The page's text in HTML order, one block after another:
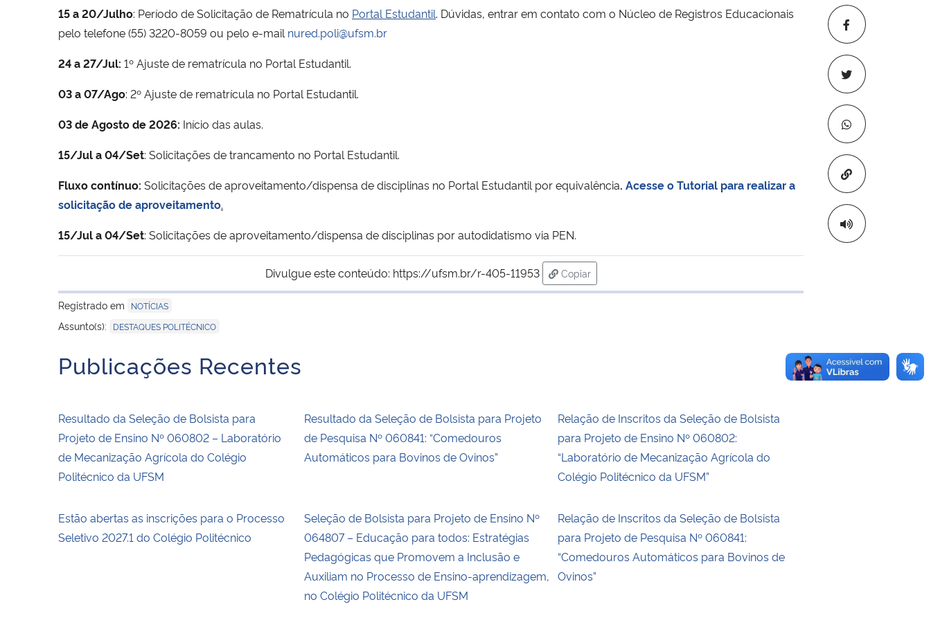
Copiar para
15 a 20/Julho: Período de Solicitação de Rematrícula no Portal Estudantil. Dúvidas, entrar em contato com o Núcleo de Registros Educacionais
pelo telefone (55) 3220-8059 ou pelo e-mail nured.poli@ufsm.br
24 a 27/Jul: 1º Ajuste de rematrícula no Portal Estudantil.
03 a 07/Ago: 2º Ajuste de rematrícula no Portal Estudantil.
03 de Agosto de 2026: Início das aulas.
15/Jul a 04/Set: Solicitações de trancamento no Portal Estudantil.
Fluxo contínuo: Solicitações de aproveitamento/dispensa de disciplinas no Portal Estudantil por equivalência. Acesse o Tutorial para realizar a
solicitação de aproveitamento.
15/Jul a 04/Set: Solicitações de aproveitamento/dispensa de disciplinas por autodidatismo via PEN.
Divulgue este conteúdo: https://ufsm.br/r-405-11953
Copiar
para área de transferência
Registrado em
NOTÍCIAS
Assunto(s): DESTAQUES POLITÉCNICO
Publicações Recentes
Resultado da Seleção de Bolsista para
Projeto de Ensino Nº 060802 – Laboratório
de Mecanização Agrícola do Colégio
Politécnico da UFSM
Resultado da Seleção de Bolsista para Projeto
de Pesquisa Nº 060841: “Comedouros
Automáticos para Bovinos de Ovinos”
Relação de Inscritos da Seleção de Bolsista
para Projeto de Ensino Nº 060802:
“Laboratório de Mecanização Agrícola do
Colégio Politécnico da UFSM”
Estão abertas as inscrições para o Processo
Seletivo 2027.1 do Colégio Politécnico
Seleção de Bolsista para Projeto de Ensino Nº
064807 – Educação para todos: Estratégias
Pedagógicas que Promovem a Inclusão e
Auxiliam no Processo de Ensino-aprendizagem,
no Colégio Politécnico da UFSM
Relação de Inscritos da Seleção de Bolsista
para Projeto de Pesquisa Nº 060841:
“Comedouros Automáticos para Bovinos de
Ovinos”